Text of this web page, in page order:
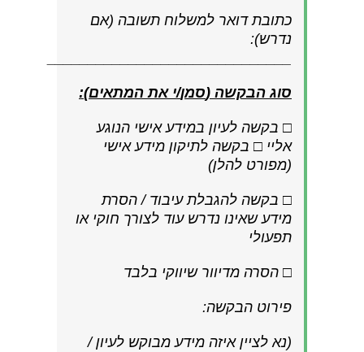
כתובת דואר למשלוח תשובה (אם
נדרש):
סוג הבקשה (סמן/י את המתאים):
□ בקשה לעיון במידע אישי הנוגע
אליי □ בקשה לתיקון מידע אישי
(מפורט להלן)
□ בקשה להגבלת עיבוד / הסרת
מידע שאינו נדרש עוד לצורך חוקי או
תפעולי
□ הסרה מדיוור שיווקי בלבד
פירוט הבקשה:
(נא לציין איזה מידע מבוקש לעיון /